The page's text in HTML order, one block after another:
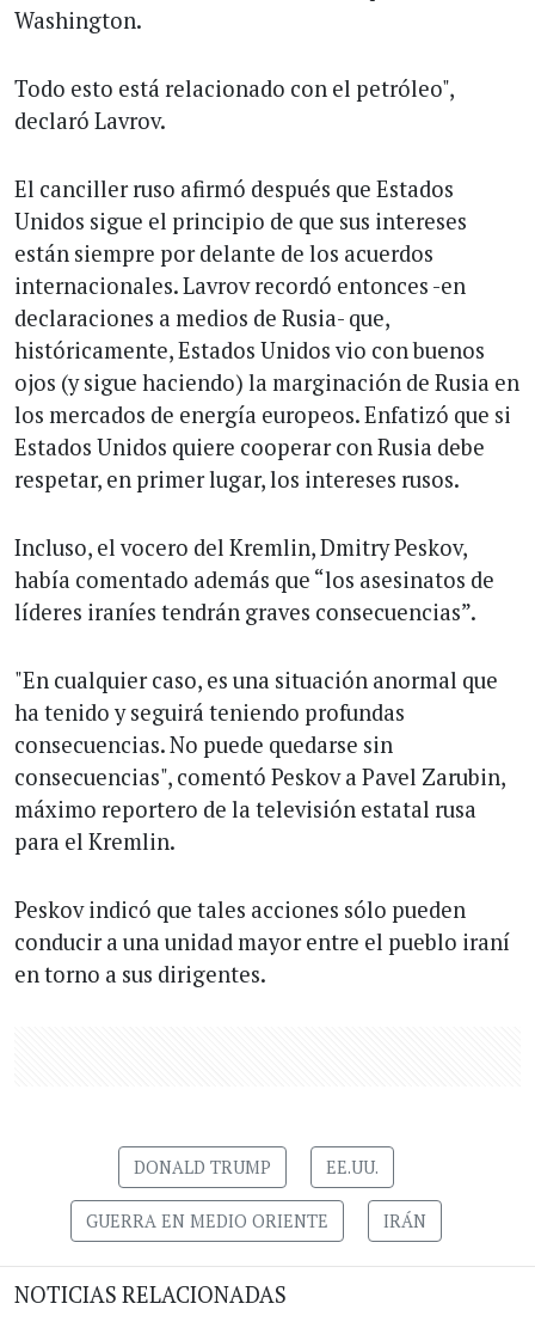
Washington.
Todo esto está relacionado con el petróleo",
declaró Lavrov.
El canciller ruso afirmó después que Estados
Unidos sigue el principio de que sus intereses
están siempre por delante de los acuerdos
internacionales. Lavrov recordó entonces -en
declaraciones a medios de Rusia- que,
históricamente, Estados Unidos vio con buenos
ojos (y sigue haciendo) la marginación de Rusia en
los mercados de energía europeos. Enfatizó que si
Estados Unidos quiere cooperar con Rusia debe
respetar, en primer lugar, los intereses rusos.
Incluso, el vocero del Kremlin, Dmitry Peskov,
había comentado además que “los asesinatos de
líderes iraníes tendrán graves consecuencias”.
"En cualquier caso, es una situación anormal que
ha tenido y seguirá teniendo profundas
consecuencias. No puede quedarse sin
consecuencias", comentó Peskov a Pavel Zarubin,
máximo reportero de la televisión estatal rusa
para el Kremlin.
Peskov indicó que tales acciones sólo pueden
conducir a una unidad mayor entre el pueblo iraní
en torno a sus dirigentes.
DONALD TRUMP EE.UU.
GUERRA EN MEDIO ORIENTE IRÁN
NOTICIAS RELACIONADAS